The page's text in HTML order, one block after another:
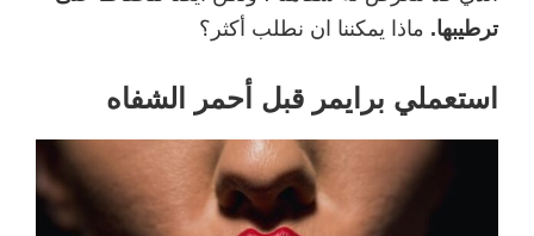
ترطيبها. ماذا يمكننا ان نطلب أكثر؟
استعملي برايمر قبل أحمر الشفاه